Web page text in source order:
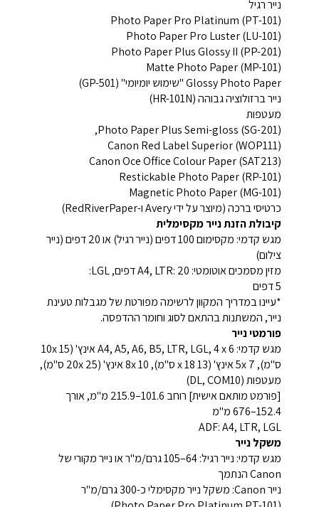
נייר רגיל
Photo Paper Pro Platinum (PT-101)
Photo Paper Pro Luster (LU-101)
Photo Paper Plus Glossy II (PP-201)
Matte Photo Paper (MP-101)
Glossy Photo Paper "שימוש יומיומי" (GP-501)
נייר ברזולוציה גבוהה (HR-101N)
מעטפות
Photo Paper Plus Semi-gloss (SG-201),
Canon Red Label Superior (WOP111)
Canon Oce Office Colour Paper (SAT213)
Restickable Photo Paper (RP-101)
Magnetic Photo Paper (MG-101)
כרטיסי ברכה (מיוצר על ידי Avery ו-RedRiverPaper)
קיבולת הזנת נייר מקסימלית
מגש קדמי: מקסימום 100 דפים (נייר רגיל) או 20 דפים (נייר
צילום)
מזין מסמכים אוטומטי: A4, LTR: 20 דפים, LGL:
5 דפים
*עיינו במדריך המקוון לרשימה מפורטת של מגבלות טעינת
נייר, המשתנות בהתאם לסוג וחומר ההדפסה.
פורמטי נייר
מגש קדמי: A4, A5, A6, B5, LTR, LGL, 4 x 6 אינץ' (10x 15
ס"מ), 5x 7 אינץ' (13 x 18 ס"מ), 8x 10 אינץ' (20x 25 ס"מ),
מעטפות (DL, COM10)
[פורמט מותאם אישית] רוחב 101.6–215.9 מ"מ, אורך
152.4–676 מ"מ
ADF: A4, LTR, LGL
משקל נייר
מגש קדמי: נייר רגיל: 64–105 גרם/מ"ר או נייר מקורי של
Canon הנתמך
נייר Canon: משקל נייר מקסימלי כ-300 גרם/מ"ר